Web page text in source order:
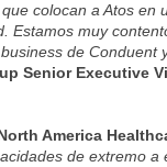
colocan a Atos en
Estamos muy
de
Senior Executive
America
de extremo